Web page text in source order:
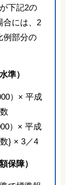
下記2の
合には、2
例部分の
準）
）× 平成
）× 平成
} × 3／4
保障）